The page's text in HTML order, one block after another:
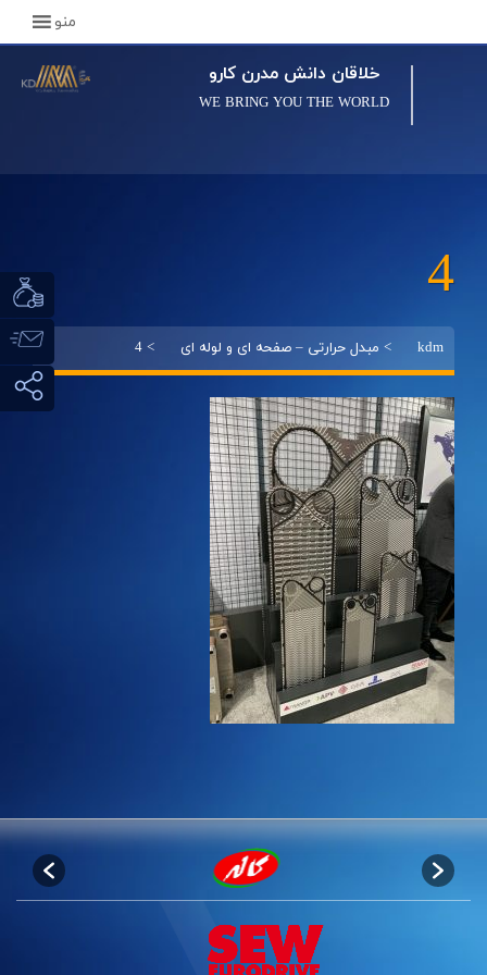
خلاقان دانش مدرن کارو
WE BRING YOU THE WORLD
منو
4
kdm
> مبدل حرارتی – صفحه ای و لوله ای >
4